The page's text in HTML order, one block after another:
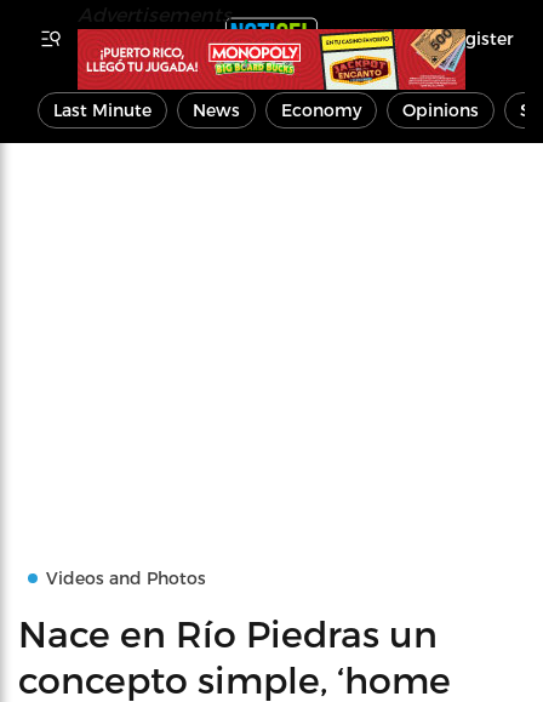
Register
Last Minute News Economy Opinions
Videos and Photos
Nace en Río Piedras un
concepto simple, ‘home
Advertisements